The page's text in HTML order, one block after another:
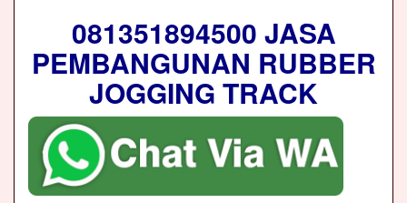
081351894500 JASA
PEMBANGUNAN RUBBER
JOGGING TRACK